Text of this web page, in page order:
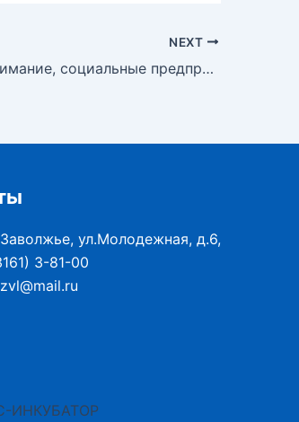
NEXT
Внимание, социальные предприниматели!
ул.Молодежная, д.6,
3-81-00
ИНКУБАТОР